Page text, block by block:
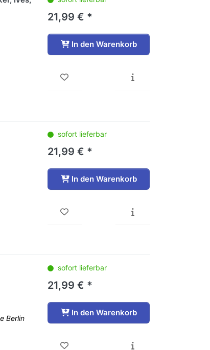
21,99 € *
In den Warenkorb
sofort lieferbar
21,99 € *
In den Warenkorb
Berlin
sofort lieferbar
21,99 € *
In den Warenkorb